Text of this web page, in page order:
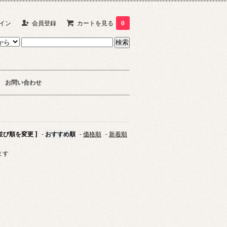
ン 会員登録 カートを見る 0
お問い合わせ
び順を変更 ] - おすすめ順 -価格順 -新着順
す